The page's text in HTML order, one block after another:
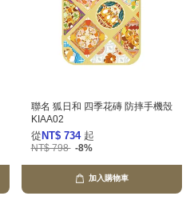
聯名 狐日和 四季花磚 防摔手機殼
KIAA02
從 NT$ 734 起
NT$ 798 -8%
加入購物車